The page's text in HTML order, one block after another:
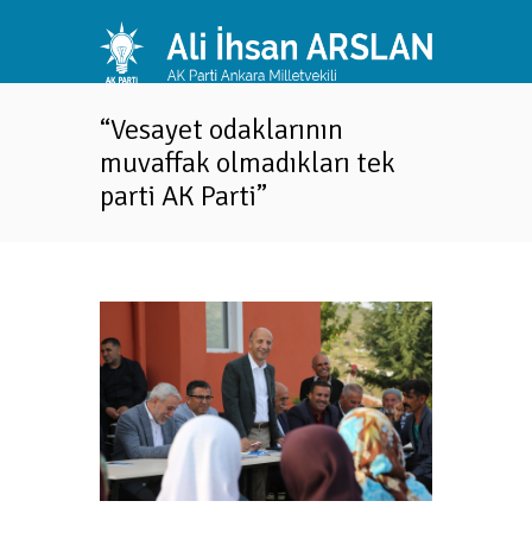
“Vesayet odaklarının
muvaffak olmadıkları tek
parti AK Parti”